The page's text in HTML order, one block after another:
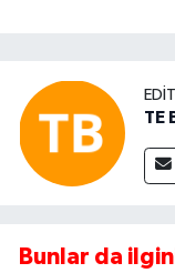
TE
Bunlar da